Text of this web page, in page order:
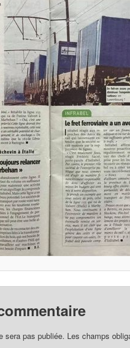
sera pas publiée. Les champs